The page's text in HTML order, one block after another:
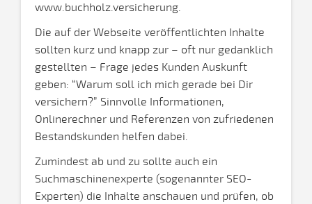
www.buchholz.versicherung.
Die auf der Webseite veröffentlichten Inhalte
sollten kurz und knapp zur – oft nur gedanklich
gestellten – Frage jedes Kunden Auskunft
geben: “Warum soll ich mich gerade bei Dir
versichern?” Sinnvolle Informationen,
Onlinerechner und Referenzen von zufriedenen
Bestandskunden helfen dabei.
Zumindest ab und zu sollte auch ein
Suchmaschinenexperte (sogenannter SEO-
Experten) die Inhalte anschauen und prüfen, ob